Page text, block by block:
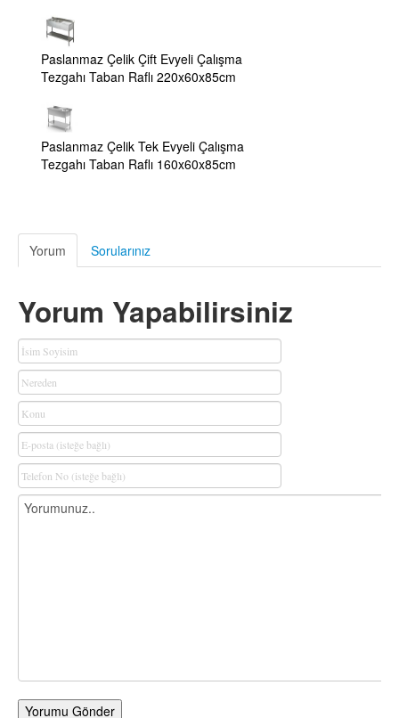
Paslanmaz Çelik Çift Evyeli Çalışma
Tezgahı Taban Raflı 220x60x85cm
Paslanmaz Çelik Tek Evyeli Çalışma
Tezgahı Taban Raflı 160x60x85cm
Yorum Sorularınız
Yorum Yapabilirsiniz
Yorumu Gönder